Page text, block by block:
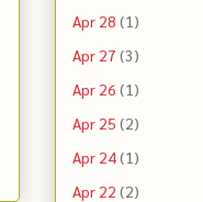
Apr 28 (1)
Apr 27 (3)
Apr 26 (1)
Apr 25 (2)
Apr 24(1)
Apr 22 (2)